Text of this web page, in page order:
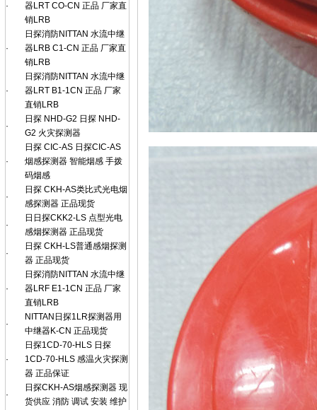
·
器LRT CO-CN 正品 厂家直
销LRB
·
日探消防NITTAN 水流中继
器LRB C1-CN 正品 厂家直
销LRB
·
日探消防NITTAN 水流中继
器LRT B1-1CN 正品 厂家
直销LRB
·
日探 NHD-G2 日探 NHD-
G2 火灾探测器
·
日探 CIC-AS 日探CIC-AS
烟感探测器 智能烟感 手拨
码烟感
·
日探 CKH-AS类比式光电烟
感探测器 正品现货
·
日日探CKK2-LS 点型光电
感烟探测器 正品现货
·
日探 CKH-LS普通感烟探测
器 正品现货
·
日探消防NITTAN 水流中继
器LRF E1-1CN 正品 厂家
直销LRB
·
NITTAN日探1LR探测器用
中继器K-CN 正品现货
·
日探1CD-70-HLS 日探
1CD-70-HLS 感温火灾探测
器 正品保证
·
日探CKH-AS烟感探测器 现
货供应 消防 调试 安装 维护